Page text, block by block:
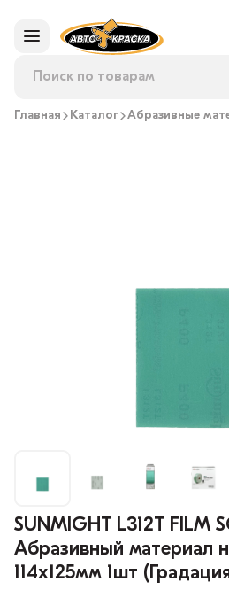
Главная Каталог Абразивные
SUNMIGHT L312T FILM
Абразивный материал
114х125мм 1шт